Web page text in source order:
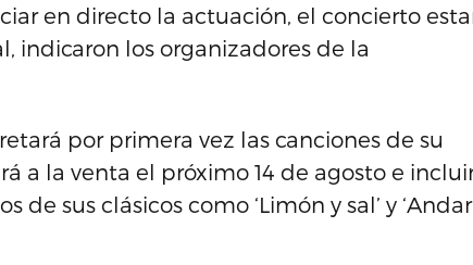
en directo la actuación, el concierto
indicaron los organizadores de la
por primera vez las canciones de su
a la venta el próximo 14 de agosto e
de sus clásicos como ‘Limón y sal’ y ‘Andar